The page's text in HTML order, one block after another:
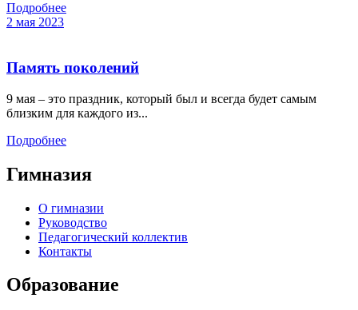
Подробнее
2 мая 2023
Память поколений
9 мая – это праздник, который был и всегда будет самым
близким для каждого из...
Подробнее
Гимназия
О гимназии
Руководство
Педагогический коллектив
Контакты
Образование